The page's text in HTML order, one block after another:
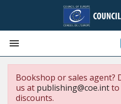

Bookshop or sales agent?
us at publishing@coe.intto
discounts.